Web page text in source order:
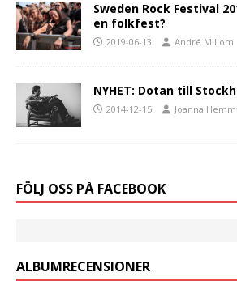
Sweden Rock Festival
en folkfest?
2019-06-13 André Millom
NYHET: Dotan till
2014-12-15 Joanna
FÖLJ OSS PÅ FACEBOOK
ALBUMRECENSIONER